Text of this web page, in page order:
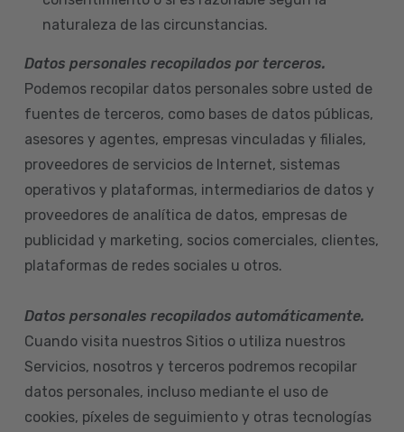
naturaleza de las circunstancias.
Datos personales recopilados por terceros.
Podemos recopilar datos personales sobre usted de
fuentes de terceros, como bases de datos públicas,
asesores y agentes, empresas vinculadas y filiales,
proveedores de servicios de Internet, sistemas
operativos y plataformas, intermediarios de datos y
proveedores de analítica de datos, empresas de
publicidad y marketing, socios comerciales, clientes,
plataformas de redes sociales u otros.
Datos personales recopilados automáticamente.
Cuando visita nuestros Sitios o utiliza nuestros
Servicios, nosotros y terceros podremos recopilar
datos personales, incluso mediante el uso de
cookies, píxeles de seguimiento y otras tecnologías